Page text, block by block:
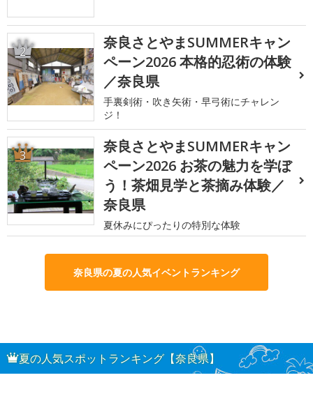
2
奈良さとやまSUMMERキャン
ペーン2026 本格的忍術の体験
／奈良県
手裏剣術・吹き矢術・早弓術にチャレン
ジ！
3
奈良さとやまSUMMERキャン
ペーン2026 お茶の魅力を学ぼ
う！茶畑見学と茶摘み体験／
奈良県
夏休みにぴったりの特別な体験
奈良県の夏の人気イベントランキング
夏の人気スポットランキング【奈良県】